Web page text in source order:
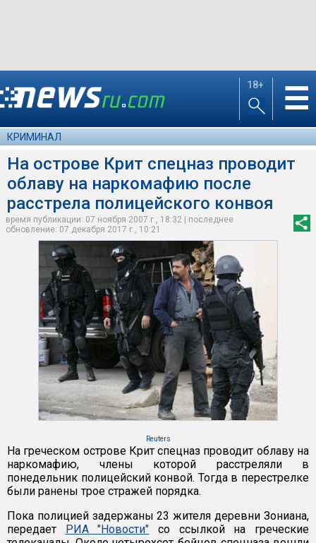
18+ ☰
КРИМИНАЛ
На острове Крит спецназ проводит
облаву на наркомафию после
расстрела полицейского конвоя
время публикации: 07 ноября 2007 г., 18:32 | последнее
обновление: 07 декабря 2017 г., 10:21
Reuters
На греческом острове Крит спецназ проводит облаву на
наркомафию, члены которой расстреляли в
понедельник полицейский конвой. Тогда в перестрелке
были ранены трое стражей порядка.
Пока полицией задержаны 23 жителя деревни Зониана,
передает РИА "Новости" со ссылкой на греческие